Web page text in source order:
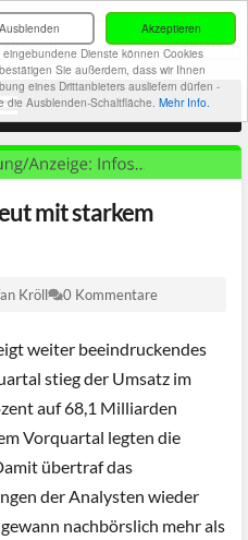
Akzeptieren
Ausblenden
Dienste können Cookies
Sie außerdem, dass wir Ihnen
eines Drittanbieters ausliefern dürfen -
die Ausblenden-Schaltfläche. Mehr Info.
mit starkem
Kröll 0 Kommentare
weiter beeindruckendes
stieg der Umsatz im
auf 68,1 Milliarden
Vorquartal legten die
übertraf das
der Analysten wieder
nachbörslich mehr als